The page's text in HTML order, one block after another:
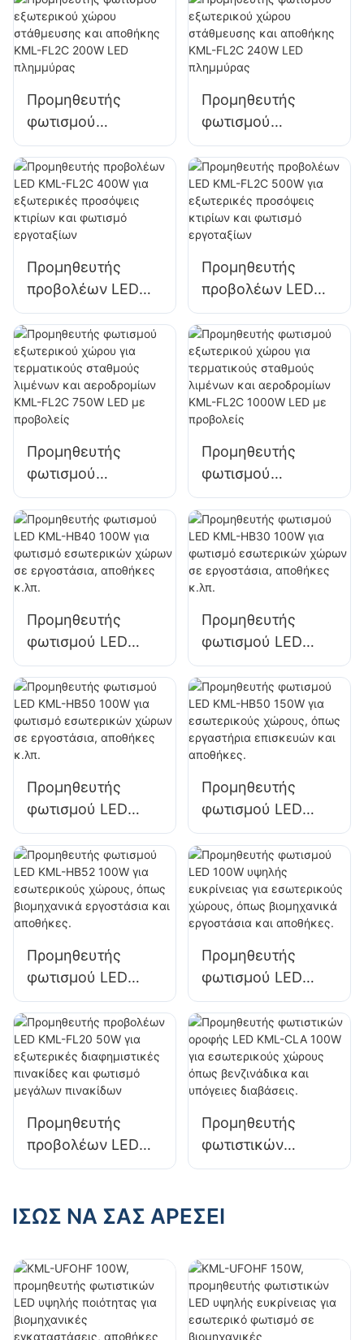
διαφημιστικές
πινακίδες και
φωτισμό μεγάλων
και χώρου
Προμηθευτής
φωτισμού
εξωτερικού χώρου
στάθμευσης και
αποθήκης KML-
FL2C 200W LED
πλημμύρας
Προμηθευτής
φωτισμού
εξωτερικού χώρου
στάθμευσης και
αποθήκης KML-
FL2C 240W LED
πλημμύρας
Προμηθευτής
προβολέων LED
KML-FL2C 400W
για εξωτερικές
προσόψεις κτιρίων
και φωτισμό
εργοταξίων
Προμηθευτής
προβολέων LED
KML-FL2C 500W
για εξωτερικές
προσόψεις κτιρίων
και φωτισμό
εργοταξίων
Προμηθευτής
φωτισμού
εξωτερικού χώρου
για τερματικούς
σταθμούς λιμένων
και αεροδρομίων
KML-FL2C 750W
Προμηθευτής
φωτισμού
εξωτερικού χώρου
για τερματικούς
σταθμούς λιμένων
και αεροδρομίων
KML-FL2C 1000W
Προμηθευτής
φωτισμού LED
KML-HB40 100W
για φωτισμό
εσωτερικών
χώρων σε
εργοστάσια,
Προμηθευτής
φωτισμού LED
KML-HB30 100W
για φωτισμό
εσωτερικών
χώρων σε
εργοστάσια,
Προμηθευτής
φωτισμού LED
KML-HB50 100W
για φωτισμό
εσωτερικών
χώρων σε
εργοστάσια,
Προμηθευτής
φωτισμού LED
KML-HB50 150W
για εσωτερικούς
χώρους, όπως
εργαστήρια
επισκευών και
Προμηθευτής
φωτισμού LED
KML-HB52 100W
για εσωτερικούς
χώρους, όπως
βιομηχανικά
εργοστάσια και
Προμηθευτής
φωτισμού LED
100W υψηλής
ευκρίνειας για
εσωτερικούς
χώρους, όπως
βιομηχανικά
αποθήκες.
Προμηθευτής
προβολέων LED
KML-FL20 50W για
διαφημιστικές
φωτισμό μεγάλων
πινακίδων
Προμηθευτής
φωτιστικών
οροφής LED KML-
εσωτερικούς
βενζινάδικα και
υπόγειες
διαβάσεις.
ΊΣΩΣ ΝΑ ΣΑΣ ΑΡΈΣΕΙ